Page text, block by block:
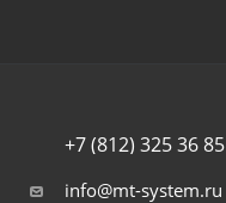
+7 (812) 325 36 85
info@mt-system.ru